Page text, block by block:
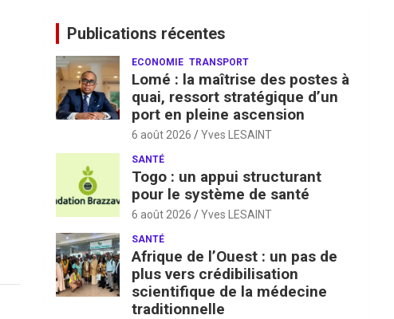
Publications récentes
ECONOMIE TRANSPORT
Lomé : la maîtrise des postes à
quai, ressort stratégique d’un
port en pleine ascension
6 août 2026 Yves LESAINT
SANTÉ
Togo : un appui structurant
pour le système de santé
6 août 2026 Yves LESAINT
SANTÉ
Afrique de l’Ouest : un pas de
plus vers crédibilisation
scientifique de la médecine
traditionnelle